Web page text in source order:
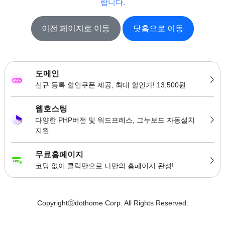
랍니다.
이전 페이지로 이동 닷홈으로 이동
도메인
신규 등록 할인쿠폰 제공, 최대 할인가! 13,500원
웹호스팅
다양한 PHP버전 및 워드프레스, 그누보드 자동설치
지원
무료홈페이지
코딩 없이 클릭만으로 나만의 홈페이지 완성!
Copyrightⓒdothome Corp. All Rights Reserved.